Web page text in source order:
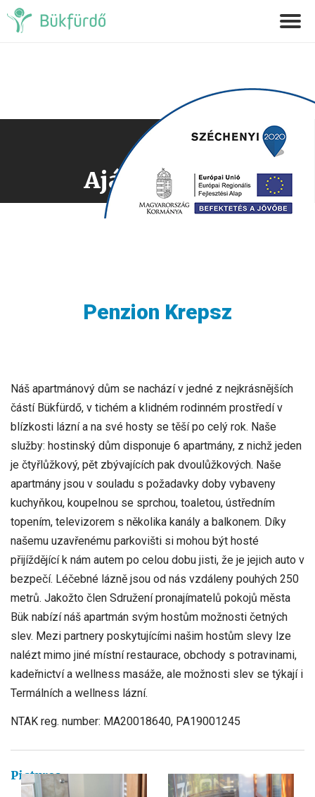
Ajánlatkérés
Penzion Krepsz
Náš apartmánový dům se nachází v jedné z nejkrásnějších
částí Bükfürdő, v tichém a klidném rodinném prostředí v
blízkosti lázní a na své hosty se těší po celý rok. Naše
služby: hostinský dům disponuje 6 apartmány, z nichž jeden
je čtyřlůžkový, pět zbývajících pak dvoulůžkových. Naše
apartmány jsou v souladu s požadavky doby vybaveny
kuchyňkou, koupelnou se sprchou, toaletou, ústředním
topením, televizorem s několika kanály a balkonem. Díky
našemu uzavřenému parkovišti si mohou být hosté
přijíždějící k nám autem po celou dobu jisti, že je jejich auto v
bezpečí. Léčebné lázně jsou od nás vzdáleny pouhých 250
metrů. Jakožto člen Sdružení pronajímatelů pokojů města
Bük nabízí náš apartmán svým hostům možnosti četných
slev. Mezi partnery poskytujícími našim hostům slevy lze
nalézt mimo jiné místní restaurace, obchody s potravinami,
kadeřnictví a wellness masáže, ale možnosti slev se týkají i
Termálních a wellness lázní.
NTAK reg. number: MA20018640, PA19001245
Pictures